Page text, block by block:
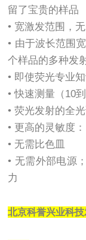
留了宝贵的样品
• 宽激发范围，
• 由于波长范围
个样品的多种发
• 即使荧光专业
• 快速测量（10到
• 荧光发射的全
• 更高的灵敏度
• 无需比色皿
• 无需外部电源
力
北京科誉兴业科技